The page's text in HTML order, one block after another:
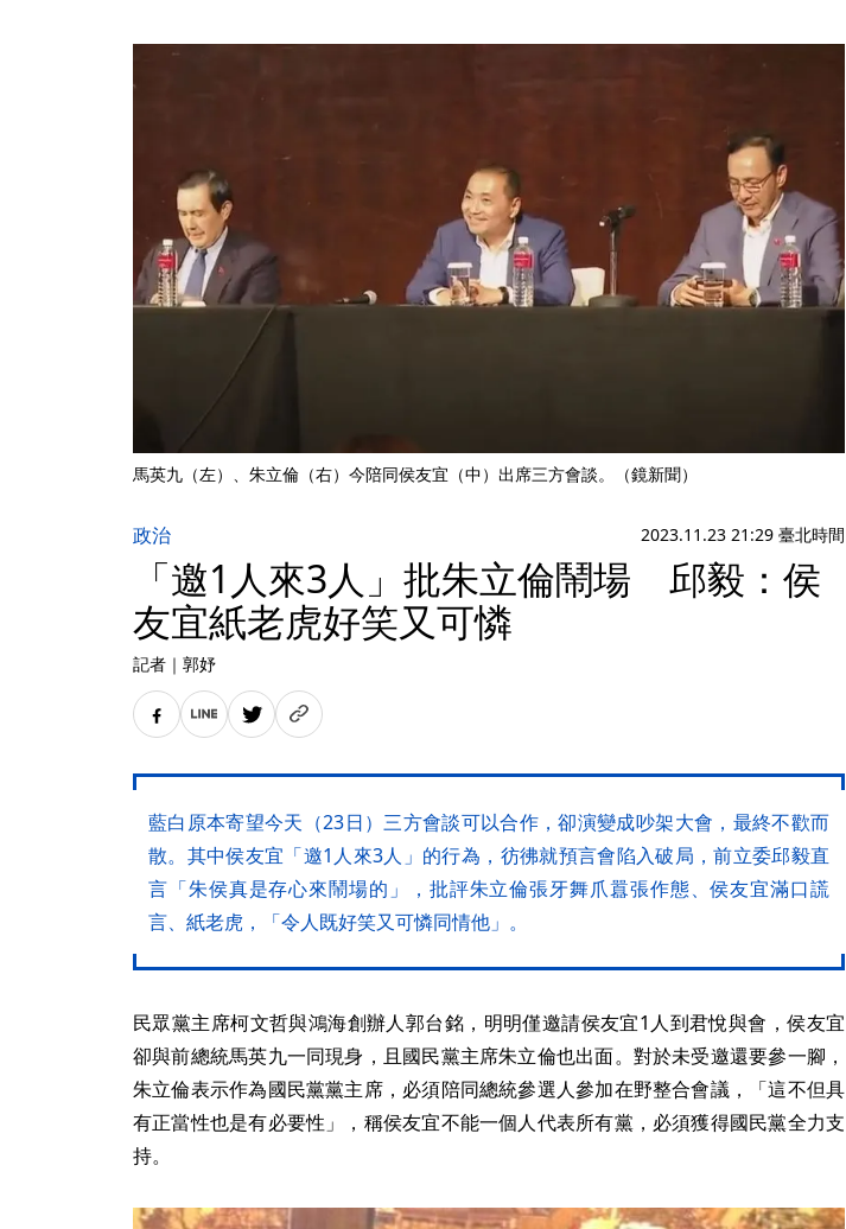
馬英九（左）、朱立倫（右）今陪同侯友宜（中）出席三方會談。（鏡新聞）
政治 2023.11.23 21:29 臺北時間
「邀1人來3人」批朱立倫鬧場 邱毅：侯
友宜紙老虎好笑又可憐
記者 ｜ 郭妤
藍白原本寄望今天（23日）三方會談可以合作，卻演變成吵架大會，最終不歡而
散。其中侯友宜「邀1人來3人」的行為，彷彿就預言會陷入破局，前立委邱毅直
言「朱侯真是存心來鬧場的」，批評朱立倫張牙舞爪囂張作態、侯友宜滿口謊
言、紙老虎，「令人既好笑又可憐同情他」。
民眾黨主席柯文哲與鴻海創辦人郭台銘，明明僅邀請侯友宜1人到君悅與會，侯友宜
卻與前總統馬英九一同現身，且國民黨主席朱立倫也出面。對於未受邀還要參一腳，
朱立倫表示作為國民黨黨主席，必須陪同總統參選人參加在野整合會議，「這不但具
有正當性也是有必要性」，稱侯友宜不能一個人代表所有黨，必須獲得國民黨全力支
持。